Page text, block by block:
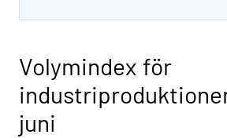
Volymindex för
juni